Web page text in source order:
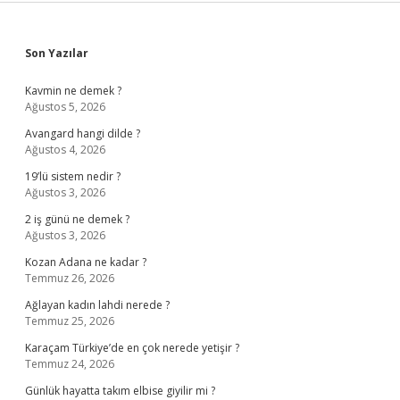
Sidebar
Son Yazılar
Kavmin ne demek ?
Ağustos 5, 2026
Avangard hangi dilde ?
Ağustos 4, 2026
19’lü sistem nedir ?
Ağustos 3, 2026
2 iş günü ne demek ?
Ağustos 3, 2026
Kozan Adana ne kadar ?
Temmuz 26, 2026
Ağlayan kadın lahdi nerede ?
Temmuz 25, 2026
Karaçam Türkiye’de en çok nerede yetişir ?
Temmuz 24, 2026
Günlük hayatta takım elbise giyilir mi ?